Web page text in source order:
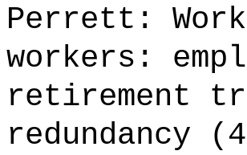
Perrett:
workers:
retirement
redundancy